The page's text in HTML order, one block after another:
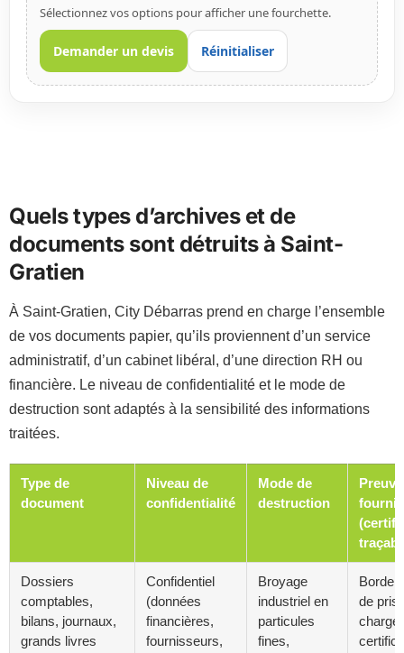
Sélectionnez vos options pour afficher une fourchette.
Demander un devis Réinitialiser
Quels types d’archives et de
documents sont détruits à Saint-
Gratien
À Saint-Gratien, City Débarras prend en charge l’ensemble
de vos documents papier, qu’ils proviennent d’un service
administratif, d’un cabinet libéral, d’une direction RH ou
financière. Le niveau de confidentialité et le mode de
destruction sont adaptés à la sensibilité des informations
traitées.
Type de
document
Niveau de
confidentialité
Mode de
destruction
Preuve
fournie
Dossiers
comptables,
bilans, journaux,
grands livres
Confidentiel
(données
financières,
fournisseurs,
Broyage
industriel en
particules
fines,
de
charge